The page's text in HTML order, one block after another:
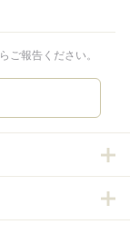
ご報告ください。